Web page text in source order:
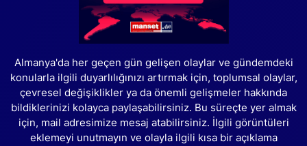
Almanya'da her geçen gün gelişen olaylar ve gündemdeki
konularla ilgili duyarlılığınızı artırmak için, toplumsal olaylar,
çevresel değişiklikler ya da önemli gelişmeler hakkında
bildiklerinizi kolayca paylaşabilirsiniz. Bu süreçte yer almak
için, mail adresimize mesaj atabilirsiniz. İlgili görüntüleri
eklemeyi unutmayın ve olayla ilgili kısa bir açıklama